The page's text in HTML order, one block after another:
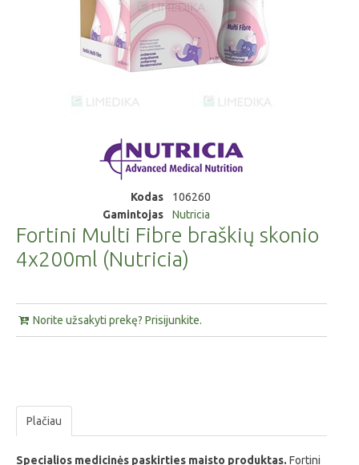
Kodas
106260
Gamintojas
Nutricia
Fortini Multi Fibre braškių skonio
4x200ml (Nutricia)
Norite užsakyti prekę? Prisijunkite.
Plačiau
Specialios medicinės paskirties maisto produktas. Fortini